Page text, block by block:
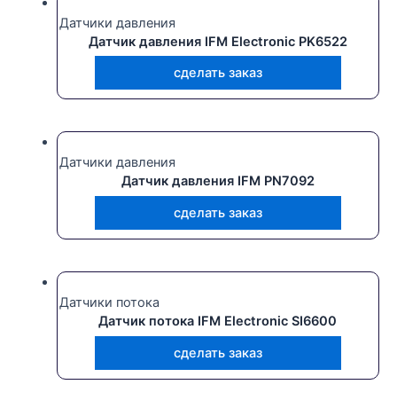
Датчики давления
Датчик давления IFM Electronic PK6522
сделать заказ
Датчики давления
Датчик давления IFM PN7092
сделать заказ
Датчики потока
Датчик потока IFM Electronic SI6600
сделать заказ